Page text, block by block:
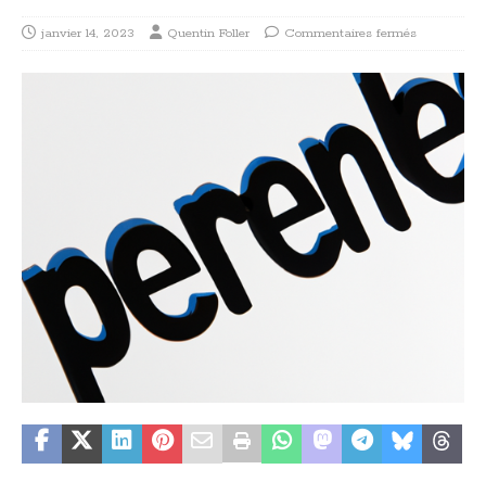
janvier 14, 2023 Quentin Foller Commentaires fermés